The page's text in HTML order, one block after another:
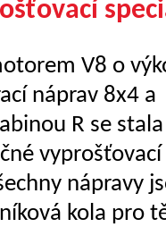
V8 o
náprav 8x4 a
R se stala
vyprošťovací
nápravy
kola pro